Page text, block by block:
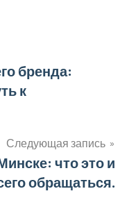
бренда:
к
Следующая запись
что это и
обращаться.